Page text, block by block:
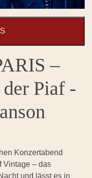
–
Piaf -
Konzertabend
Vintage – das
und lässt es in